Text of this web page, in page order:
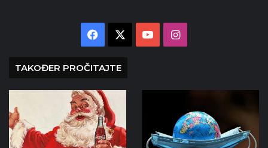
Facebook YouTubeInstagram
TAKOĐER PROČITAJTE